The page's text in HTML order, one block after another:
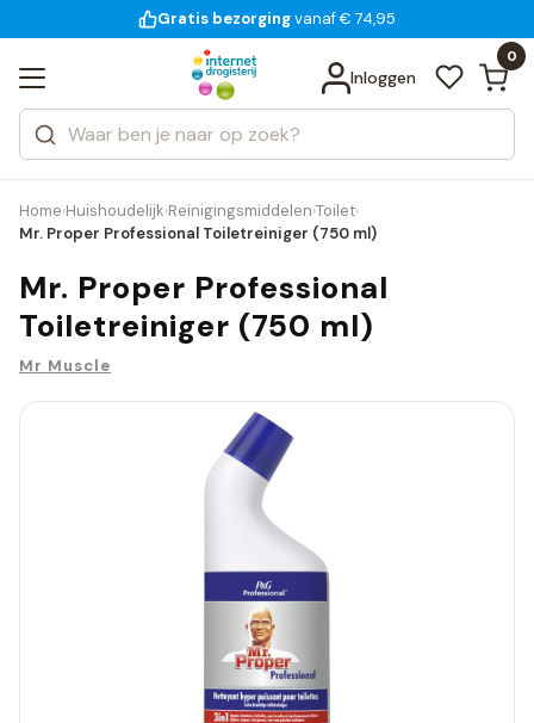
voor 18:00 uur besteld
Gratis bezorgingvanaf € 74,95
14 dagen bedenktijd
Inloggen
0
Zoeken
Categorieën
Merken
Bekijk alle resultaten
Home›Huishoudelijk›Reinigingsmiddelen›Toilet›
Mr. Proper Professional Toiletreiniger (750 ml)
Mr. Proper Professional
Toiletreiniger (750 ml)
Mr Muscle